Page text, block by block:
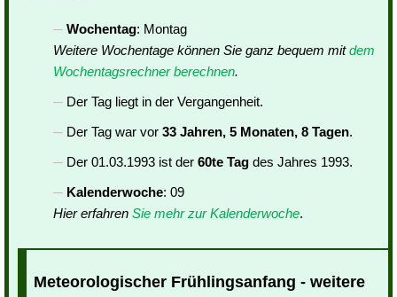
Wochentag: Montag
Weitere Wochentage können Sie ganz bequem mitdem
Wochentagsrechner berechnen.
Der Tag liegt in der Vergangenheit.
Der Tag war vor 33 Jahren, 5 Monaten, 8 Tagen.
Der 01.03.1993 ist der 60te Tag des Jahres 1993.
Kalenderwoche: 09
Hier erfahren Sie mehr zur Kalenderwoche.
Meteorologischer Frühlingsanfang - weitere